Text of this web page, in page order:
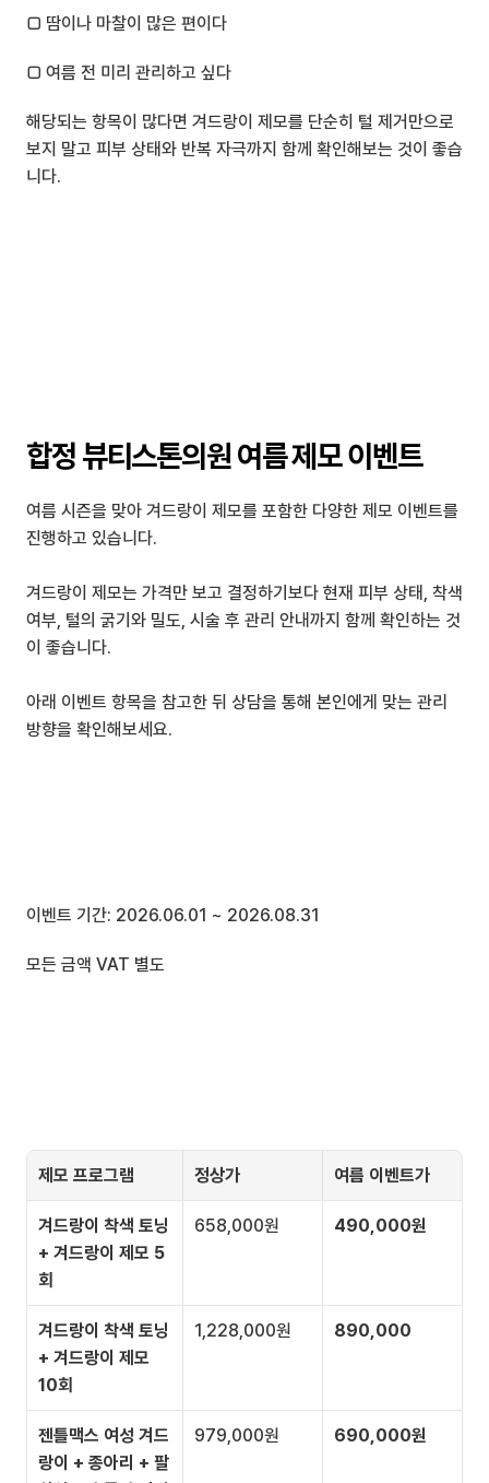
□ 땀이나 마찰이 많은 편이다
□ 여름 전 미리 관리하고 싶다
해당되는 항목이 많다면 겨드랑이 제모를 단순히 털 제거만으로
보지 말고 피부 상태와 반복 자극까지 함께 확인해보는 것이 좋습
니다.
합정 뷰티스톤의원 여름 제모 이벤트
여름 시즌을 맞아 겨드랑이 제모를 포함한 다양한 제모 이벤트를
진행하고 있습니다.
겨드랑이 제모는 가격만 보고 결정하기보다 현재 피부 상태, 착색
여부, 털의 굵기와 밀도, 시술 후 관리 안내까지 함께 확인하는 것
이 좋습니다.
아래 이벤트 항목을 참고한 뒤 상담을 통해 본인에게 맞는 관리
방향을 확인해보세요.
이벤트 기간: 2026.06.01 ~ 2026.08.31
모든 금액 VAT 별도
제모 프로그램 정상가 여름 이벤트가
겨드랑이 착색 토닝
+ 겨드랑이 제모 5
회
658,000원 490,000원
겨드랑이 착색 토닝
+ 겨드랑이 제모
10회
1,228,000원 890,000
젠틀맥스 여성 겨드
랑이 + 종아리 + 팔
979,000원 690,000원